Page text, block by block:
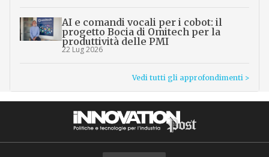
AI e comandi vocali per i cobot: il
progetto Bocia di Omitech per la
produttività delle PMI
22 Lug 2026
Vedi tutti gli approfondimenti >